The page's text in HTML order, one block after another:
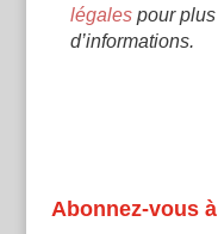
légalespour plus
d’informations.
Abonnez-vous